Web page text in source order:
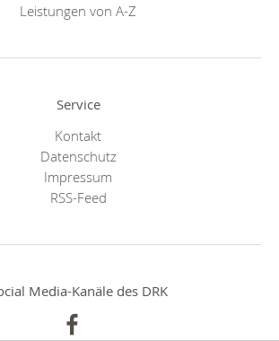
Leistungen von A-Z
Service
Kontakt
Datenschutz
Impressum
RSS-Feed
Media-Kanäle des DRK